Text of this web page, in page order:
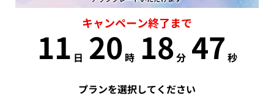
キャンペーン終了まで
11 日 20 時 18 分 46 秒
プランを選択してください